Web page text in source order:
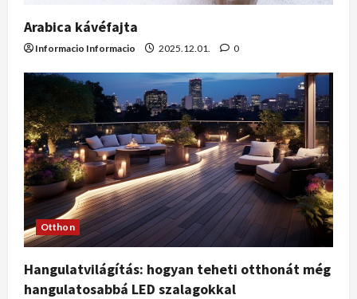
Arabica kávéfajta
Informacio Informacio 2025.12.01. 0
Otthon
Hangulatvilágítás: hogyan teheti otthonát még
hangulatosabbá LED szalagokkal